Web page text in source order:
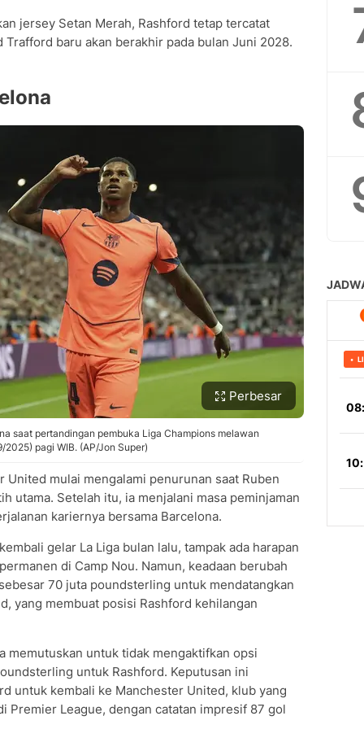
jersey Setan Merah, Rashford tetap tercatat
Trafford baru akan berakhir pada bulan Juni 2028.
Perbesar
saat pertandingan pembuka Liga Champions melawan
pagi WIB. (AP/Jon Super)
mulai mengalami penurunan saat Ruben
utama. Setelah itu, ia menjalani masa peminjaman
kariernya bersama Barcelona.
gelar La Liga bulan lalu, tampak ada harapan
di Camp Nou. Namun, keadaan berubah
70 juta poundsterling untuk mendatangkan
yang membuat posisi Rashford kehilangan
memutuskan untuk tidak mengaktifkan opsi
untuk Rashford. Keputusan ini
untuk kembali ke Manchester United, klub yang
Premier League, dengan catatan impresif 87 gol